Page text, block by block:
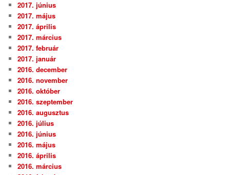
2017. június
2017. május
2017. április
2017. március
2017. február
2017. január
2016. december
2016. november
2016. október
2016. szeptember
2016. augusztus
2016. július
2016. június
2016. május
2016. április
2016. március